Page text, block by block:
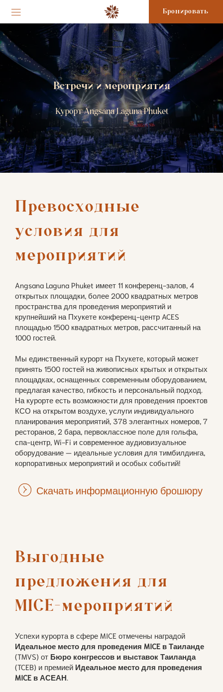
Бронировать
Встречи и мероприятия
Курорт Angsana Laguna Phuket
Превосходные
условия для
мероприятий
Angsana Laguna Phuket имеет 11 конференц-залов, 4
открытых площадки, более 2000 квадратных метров
пространства для проведения мероприятий и
крупнейший на Пхукете конференц-центр ACES
площадью 1500 квадратных метров, рассчитанный на
1000 гостей.
Мы единственный курорт на Пхукете, который может
принять 1500 гостей на живописных крытых и открытых
площадках, оснащенных современным оборудованием,
предлагая качество, гибкость и персональный подход.
На курорте есть возможности для проведения проектов
КСО на открытом воздухе, услуги индивидуального
планирования мероприятий, 378 элегантных номеров, 7
ресторанов, 2 бара, первоклассное поле для гольфа,
спа-центр, Wi-Fi и современное аудиовизуальное
оборудование — идеальные условия для тимбилдинга,
корпоративных мероприятий и особых событий!
Скачать информационную брошюру
Выгодные
предложения для
MICE-мероприятий
Успехи курорта в сфере MICE отмечены наградой
Идеальное место для проведения MICE в Таиланде
(TMVS) от Бюро конгрессов и выставок Таиланда
(TCEB) и премией Идеальное место для проведения
MICE в АСЕАН